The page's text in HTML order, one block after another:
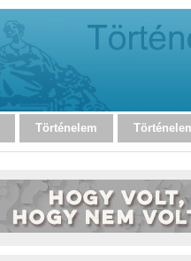
Történelem